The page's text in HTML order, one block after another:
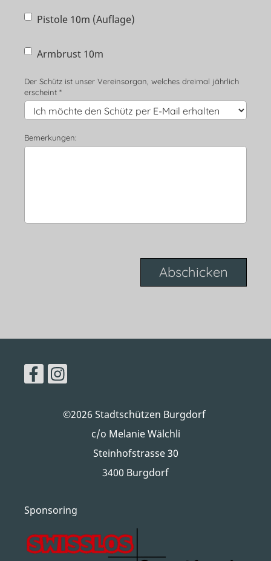
Pistole 10m (Auflage)
Armbrust 10m
Der Schütz ist unser Vereinsorgan, welches dreimal jährlich
erscheint *
Bemerkungen:
©2026 Stadtschützen Burgdorf
c/o Melanie Wälchli
Steinhofstrasse 30
3400 Burgdorf
Sponsoring